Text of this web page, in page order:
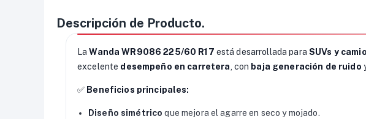
Descripción de Producto.
LaWanda WR9086 225/60 R17 está desarrollada paraSUVs y
excelente desempeño en carretera, con baja generación de ruido
✅ Beneficios principales:
Diseño simétrico que mejora el agarre en seco y mojado.